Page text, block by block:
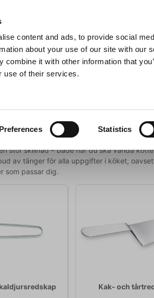
content and ads, to provide social
about your use of our site with our
combine it with other information that
use of their services.
Preferences Statistics
Sök
Grillar Köksmaskiner
paletter
stor skillnad – både när du ska vända
av tänger för alla uppgifter i köket,
som passar dig.
Kak- och